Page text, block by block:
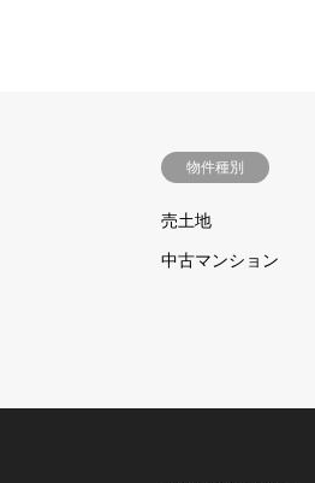
物件種別
売土地
中古マンション